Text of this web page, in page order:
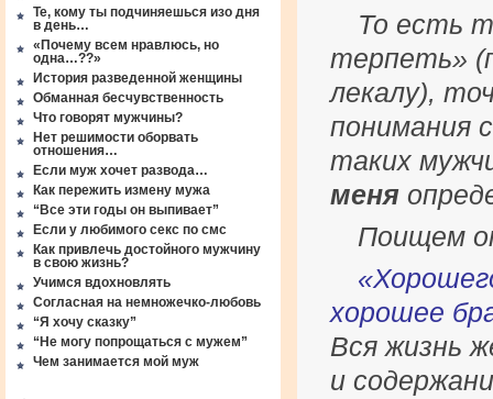
То есть
терпеть»
лекалу),
понимания
таких
меня
Поищем
хорошее
Вся жизнь
и
Те, кому ты подчиняешься изо дня
в день…
«Почему всем нравлюсь, но
одна…??»
История разведенной женщины
Обманная бесчувственность
Что говорят мужчины?
Нет решимости оборвать
отношения…
Если муж хочет развода…
Как пережить измену мужа
“Все эти годы он выпивает”
Если у любимого секс по смс
Как привлечь достойного мужчину
в свою жизнь?
Учимся вдохновлять
Согласная на немножечко-любовь
“Я хочу сказку”
“Не могу попрощаться с мужем”
Чем занимается мой муж